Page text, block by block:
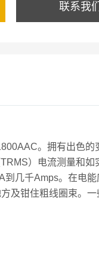
联系我们
。拥有出色的
）电流测量和如
到几千Amps。在电能
及钳住粗线圈束。一